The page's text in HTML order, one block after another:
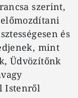
szerint,
előmozdítani
és
mint
Üdvözítőnk
Istenről